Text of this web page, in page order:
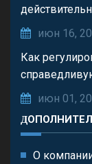
июн 16,
Как
июн 01,
О